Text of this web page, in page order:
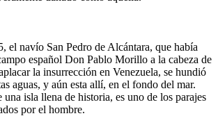
el navío San Pedro de Alcántara, que había
español Don Pablo Morillo a la cabeza de
la insurrección en Venezuela, se hundió
aguas, y aún esta allí, en el fondo del mar.
una isla llena de historia, es uno de los parajes
por el hombre.